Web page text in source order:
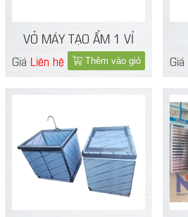
VỎ MÁY TẠO ẨM 1 VỈ
Giá Liên hệ Thêm vào giỏ Giá